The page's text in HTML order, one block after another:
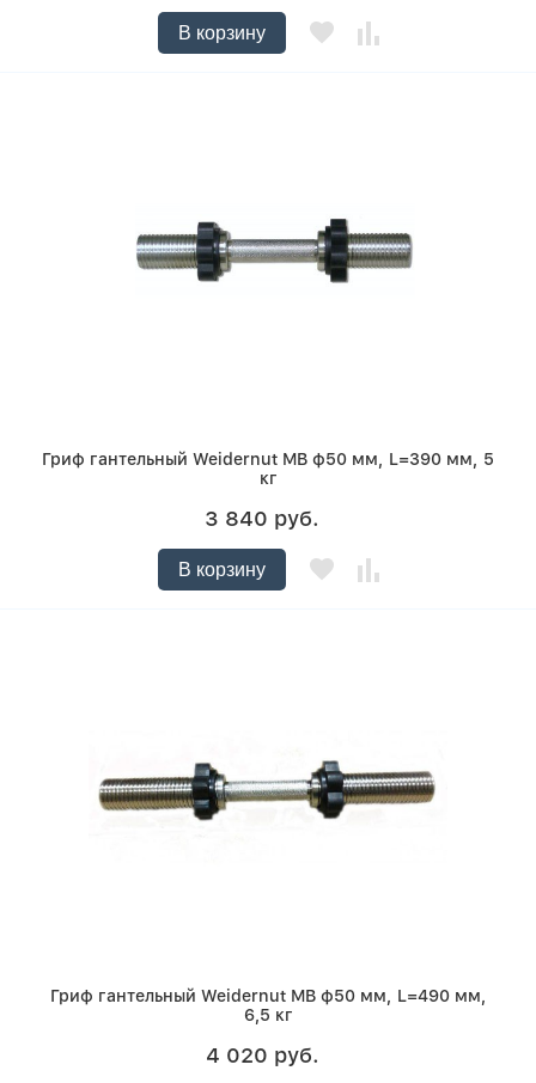
В корзину
Гриф гантельный Weidernut MB ф50 мм, L=390 мм, 5
кг
3 840 руб.
В корзину
Гриф гантельный Weidernut MB ф50 мм, L=490 мм,
6,5 кг
4 020 руб.